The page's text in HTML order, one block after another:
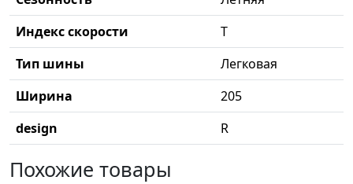
Индекс скорости
T
Тип шины
Легковая
Ширина
205
design
R
Похожие товары